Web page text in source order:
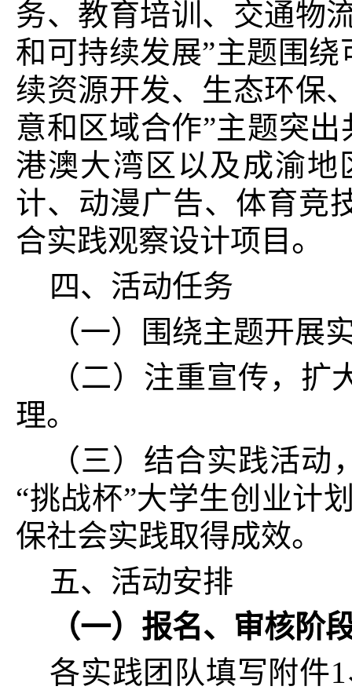
务、教育培训、交通物
和可持续发展”主题围
续资源开发、生态环保
意和区域合作”主题突出
港澳大湾区以及成渝
计、动漫广告、体育竞
合实践观察设计项目 。
四、活动任务
（一）
围绕主题开展
（二）注重宣传，
理。
（三）结合实践活动
“挑战杯”大学生创业计
保社会实践取得成效。
五、活动安排
（一）报名、审核阶
各实践团队填写附件